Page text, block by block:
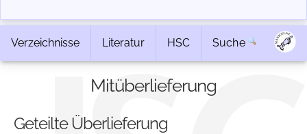
Verzeichnisse Literatur HSC Suche
Mitüberlieferung
Geteilte Überlieferung